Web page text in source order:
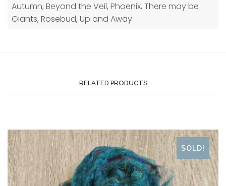
Autumn, Beyond the Veil, Phoenix, There may be
Giants, Rosebud, Up and Away
RELATED PRODUCTS
SOLD!